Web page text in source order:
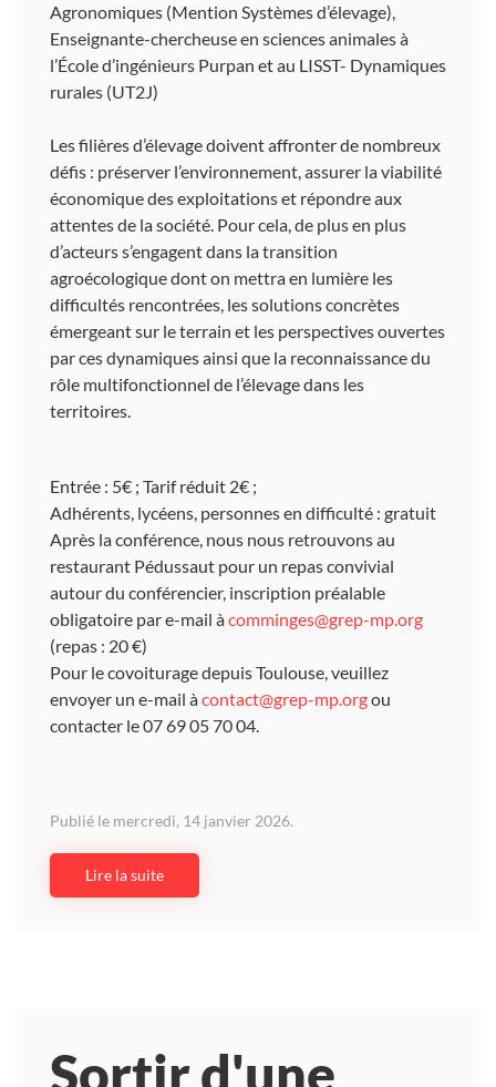
Agronomiques (Mention Systèmes d’élevage),
Enseignante-chercheuse en sciences animales à
l’École d’ingénieurs Purpan et au LISST- Dynamiques
rurales (UT2J)
Les filières d’élevage doivent affronter de nombreux
défis : préserver l’environnement, assurer la viabilité
économique des exploitations et répondre aux
attentes de la société. Pour cela, de plus en plus
d’acteurs s’engagent dans la transition
agroécologique dont on mettra en lumière les
difficultés rencontrées, les solutions concrètes
émergeant sur le terrain et les perspectives ouvertes
par ces dynamiques ainsi que la reconnaissance du
rôle multifonctionnel de l’élevage dans les
territoires.
Entrée : 5€ ; Tarif réduit 2€ ;
Adhérents, lycéens, personnes en difficulté : gratuit
Après la conférence, nous nous retrouvons au
restaurant Pédussaut pour un repas convivial
autour du conférencier, inscription préalable
obligatoire par e-mail àcomminges@grep-mp.org
(repas : 20 €)
Pour le covoiturage depuis Toulouse, veuillez
envoyer un e-mail àcontact@grep-mp.orgou
contacter le 07 69 05 70 04.
Publié le mercredi, 14 janvier 2026.
Lire la suite
Sortir d'une